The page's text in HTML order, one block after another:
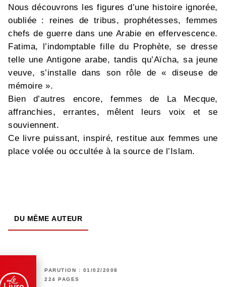
Nous découvrons les figures d’une histoire ignorée,
oubliée : reines de tribus, prophétesses, femmes
chefs de guerre dans une Arabie en effervescence.
Fatima, l’indomptable fille du Prophète, se dresse
telle une Antigone arabe, tandis qu’Aïcha, sa jeune
veuve, s’installe dans son rôle de « diseuse de
mémoire ».
Bien d’autres encore, femmes de La Mecque,
affranchies, errantes, mêlent leurs voix et se
souviennent.
Ce livre puissant, inspiré, restitue aux femmes une
place volée ou occultée à la source de l’Islam.
DU MÊME AUTEUR
PARUTION : 01/02/2008
224 PAGES